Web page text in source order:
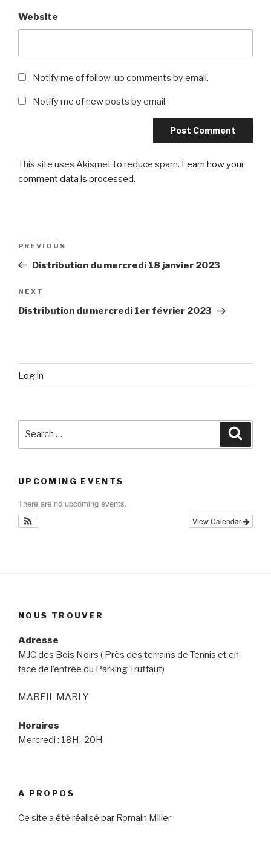
Website
Notify me of follow-up comments by email.
Notify me of new posts by email.
This site uses Akismet to reduce spam. Learn how your
comment data is processed.
Previous
Post
PREVIOUS
Distribution du mercredi 18 janvier 2023
Next
Post
NEXT
Distribution du mercredi 1er février 2023
Log in
UPCOMING EVENTS
There are no upcoming events.
View Calendar
NOUS TROUVER
Adresse
MJC des Bois Noirs ( Près des terrains de Tennis et en
face de l’entrée du Parking Truffaut)
MAREIL MARLY
Horaires
Mercredi : 18H–20H
A PROPOS
Ce site a été réalisé par Romain Miller